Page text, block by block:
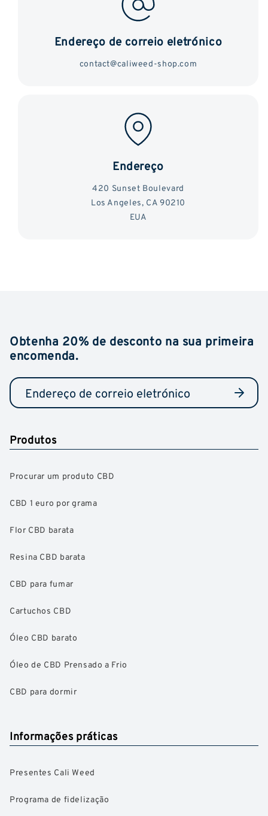
Endereço de correio eletrónico
contact@caliweed-shop.com
Endereço
420 Sunset Boulevard
Los Angeles, CA 90210
EUA
Obtenha 20% de desconto na sua primeira
encomenda.
Produtos
Procurar um produto CBD
CBD 1 euro por grama
Flor CBD barata
Resina CBD barata
CBD para fumar
Cartuchos CBD
Óleo CBD barato
Óleo de CBD Prensado a Frio
CBD para dormir
Informações práticas
Presentes Cali Weed
Programa de fidelização